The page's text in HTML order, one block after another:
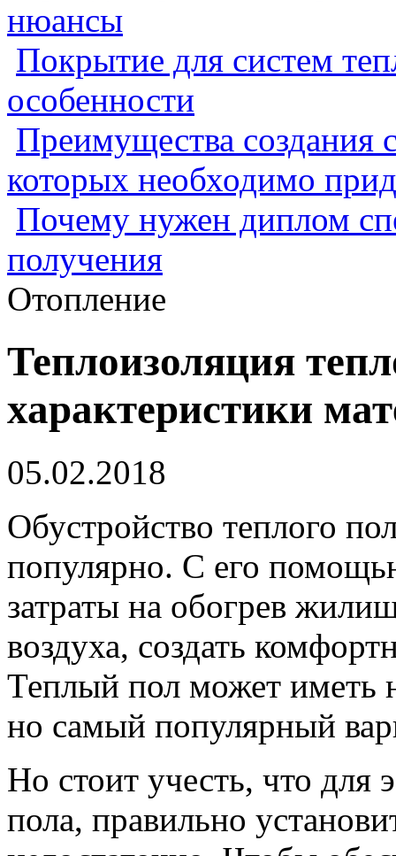
нюансы
Покрытие для систем
особенности
Преимущества создания
которых необходимо
Почему нужен диплом
получения
Отопление
Теплоизоляция
характеристики
05.02.2018
Обустройство теплого
популярно. С его
затраты на обогрев
воздуха, создать
Теплый пол может иметь
но самый популярный
Но стоит учесть, что для
пола, правильно